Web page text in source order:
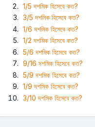
1/5 দশমিক হিসেবে কত?
3/5 দশমিক হিসেবে কত?
1/6 দশমিক হিসেবে কত?
1/2 দশমিক হিসেবে কত?
5/6 দশমিক হিসেবে কত?
9/16 দশমিক হিসেবে কত?
5/9 দশমিক হিসেবে কত?
1/9 দশমিক হিসেবে কত?
3/10 দশমিক হিসেবে কত?